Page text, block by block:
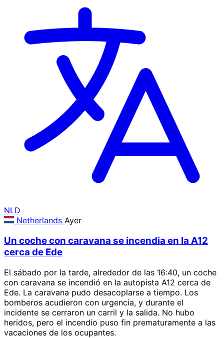
NLD
Netherlands Ayer
Un coche con caravana se incendia en la A12
cerca de Ede
El sábado por la tarde, alrededor de las 16:40, un coche
con caravana se incendió en la autopista A12 cerca de
Ede. La caravana pudo desacoplarse a tiempo. Los
bomberos acudieron con urgencia, y durante el
incidente se cerraron un carril y la salida. No hubo
heridos, pero el incendio puso fin prematuramente a las
vacaciones de los ocupantes.